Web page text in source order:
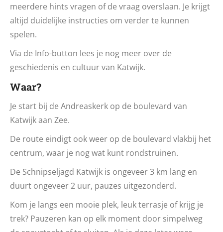
meerdere hints vragen of de vraag overslaan. Je krijgt
altijd duidelijke instructies om verder te kunnen
spelen.
Via de Info-button lees je nog meer over de
geschiedenis en cultuur van Katwijk.
Waar?
Je start bij de Andreaskerk op de boulevard van
Katwijk aan Zee.
De route eindigt ook weer op de boulevard vlakbij het
centrum, waar je nog wat kunt rondstruinen.
De Schnipseljagd Katwijk is ongeveer 3 km lang en
duurt ongeveer 2 uur, pauzes uitgezonderd.
Kom je langs een mooie plek, leuk terrasje of krijg je
trek? Pauzeren kan op elk moment door simpelweg